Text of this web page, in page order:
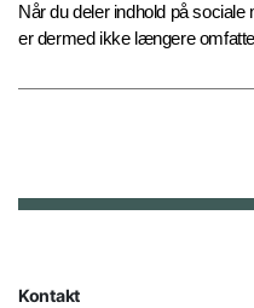
Når du deler indhold på
er dermed ikke længere
Kontakt